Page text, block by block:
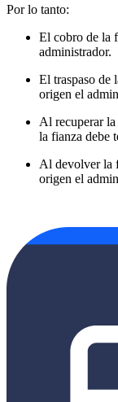
Por lo tanto:
El cobro de la
administrador.
El traspaso de
origen el
Al recuperar la
la fianza debe
Al devolver la
origen el